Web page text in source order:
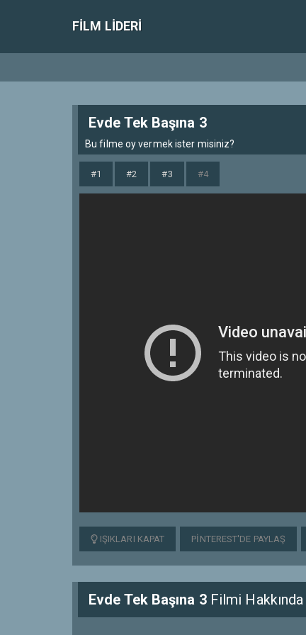
FILM LIDERI
Evde Tek Başına 3
Bu filme oy vermek ister misiniz?
#1 #2 #3 #4
IŞIKLARI KAPAT PINTEREST'DE PAYLAŞ
Evde Tek Başına 3Filmi Hakkında